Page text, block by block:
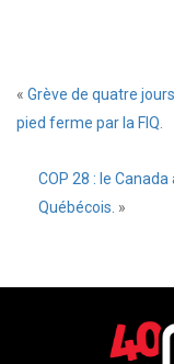
« Grève de quatre
pied ferme par la FIQ.
COP 28 : le
Québécois. »